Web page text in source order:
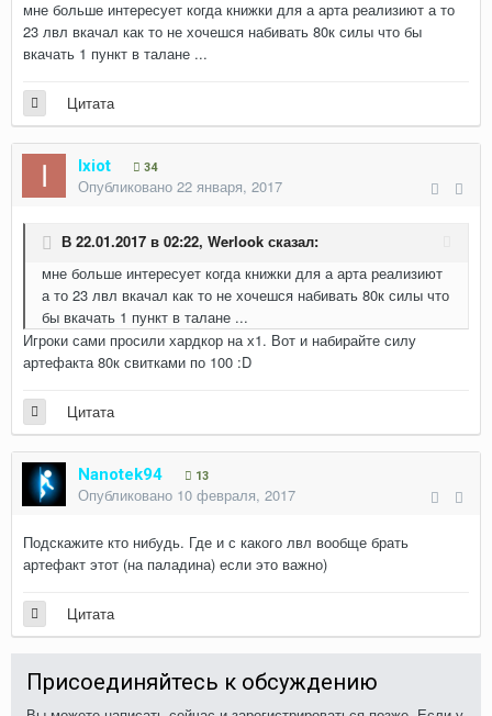
мне больше интересует когда книжки для а арта реализиют а то
23 лвл вкачал как то не хочешся набивать 80к силы что бы
вкачать 1 пункт в талане ...
Цитата
Ixiot 34
Опубликовано 22 января, 2017
В 22.01.2017 в 02:22, Werlook сказал:
мне больше интересует когда книжки для а арта реализиют
а то 23 лвл вкачал как то не хочешся набивать 80к силы что
бы вкачать 1 пункт в талане ...
Игроки сами просили хардкор на х1. Вот и набирайте силу
артефакта 80к свитками по 100 :D
Цитата
Nanotek94 13
Опубликовано 10 февраля, 2017
Подскажите кто нибудь. Где и с какого лвл вообще брать
артефакт этот (на паладина) если это важно)
Цитата
Присоединяйтесь к обсуждению